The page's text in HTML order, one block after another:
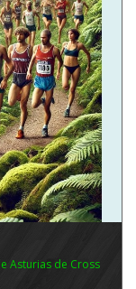
Asturias de Cross